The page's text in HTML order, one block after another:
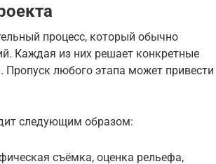
процесс, который обычно
Каждая из них решает конкретные
любого этапа может привести
следующим образом:
съёмка, оценка рельефа,